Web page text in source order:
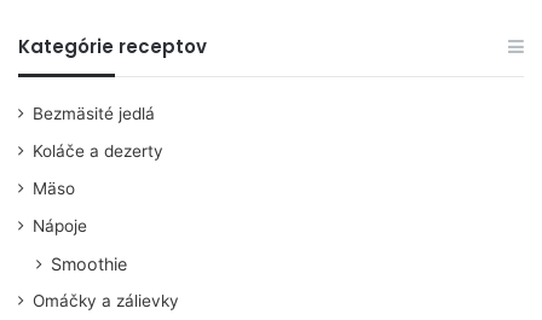
Kategórie receptov
Bezmäsité jedlá
Koláče a dezerty
Mäso
Nápoje
Smoothie
Omáčky a zálievky